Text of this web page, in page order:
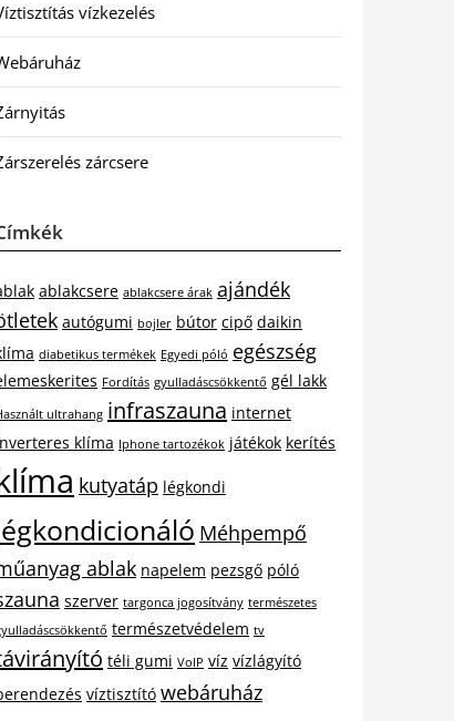
vízkezelés
zárcsere
ablakcsere ablakcsere árak ajándék
autógumi bojler bútor cipő daikin
diabetikus termékek Egyedi póló egészség
Fordítás gyulladáscsökkentő gél lakk
ultrahang infraszauna internet
klíma Iphone tartozékok játékok kerítés
kutyatáp légkondi
Méhpempő
ablak napelem pezsgő póló
szerver targonca jogosítvány természetes
természetvédelem tv
téli gumi VoIP víz vízlágyító
víztisztító webáruház